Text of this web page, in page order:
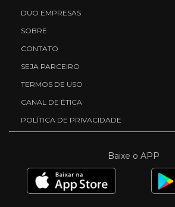
DUO EMPRESAS
SOBRE
CONTATO
SEJA PARCEIRO
TERMOS DE USO
CANAL DE ÉTICA
POLÍTICA DE PRIVACIDADE
Baixe o APP